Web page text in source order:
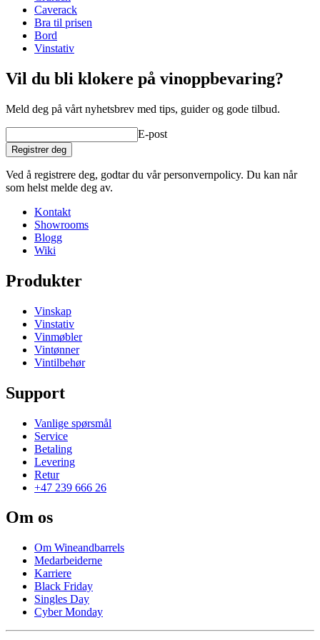
Dybde (cm)
Vekt (kg)31
Caverack
Bra til prisen
Bord
Vinstativ
Vil du bli klokere på vinoppbevaring?
Meld deg på vårt nyhetsbrev med tips, guider og gode tilbud.
E-post
Registrer deg
Ved å registrere deg, godtar du vår personvernpolicy. Du kan når
som helst melde deg av.
Kontakt
Showrooms
Blogg
Wiki
Produkter
Vinskap
Vinstativ
Vinmøbler
Vintønner
Vintilbehør
Support
Vanlige spørsmål
Service
Betaling
Levering
Retur
+47 239 666 26
Om os
Om Wineandbarrels
Medarbeiderne
Karriere
Black Friday
Singles Day
Cyber Monday